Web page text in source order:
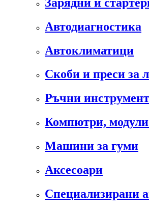
Автодиагностика
Автоклиматици
Скоби и преси за
Ръчни
Компютри, модули
Машини за гуми
Аксесоари
Специализирани